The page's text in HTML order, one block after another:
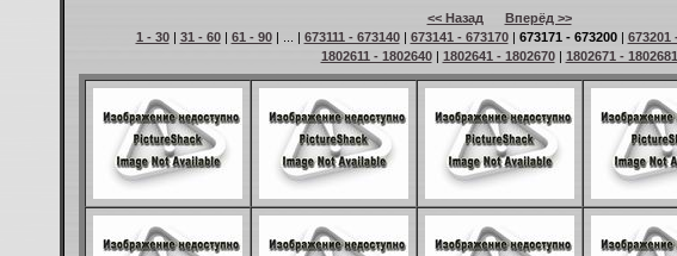
<< Назад
Вперёд >>
1 - 30| 31 - 60| 61 - 90| ... | 673111 - 673140| 673141 - 673170| 673171 - 673200| 673201
1802611 - 1802640| 1802641 - 1802670| 1802671 - 1802681